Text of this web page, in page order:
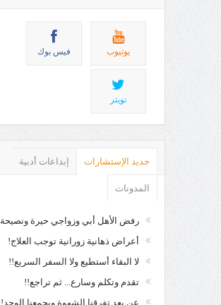
يوتيوب فيس بوك
تويتر
جديد الإستشارات إبداعات أدبية
المدونات
رفض الأهل أبي وزواجي حيرة ونصيحة
أعراض ذهانية زورانية توجب العلاج!
لا البقاء أستطيع ولا السفر السريع!!
تقدم وتكلم وسارع... ثم تراجع!!
عن بعد تفرقنا الشهوة ويجمعنا الوجد!